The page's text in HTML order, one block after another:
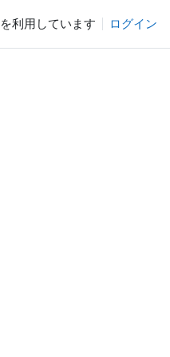
利用しています ログイン